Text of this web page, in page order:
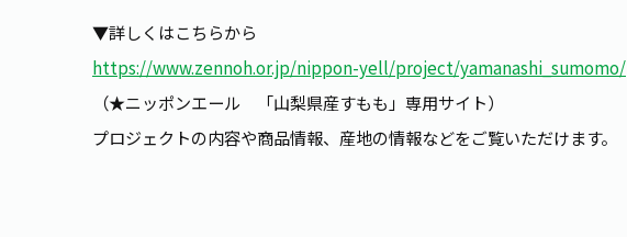
▼詳しくはこちらから
https://www.zennoh.or.jp/nippon-yell/project/yamanashi_sumomo/
（★ニッポンエール 「山梨県産すもも」専用サイト）
プロジェクトの内容や商品情報、産地の情報などをご覧いただけます。